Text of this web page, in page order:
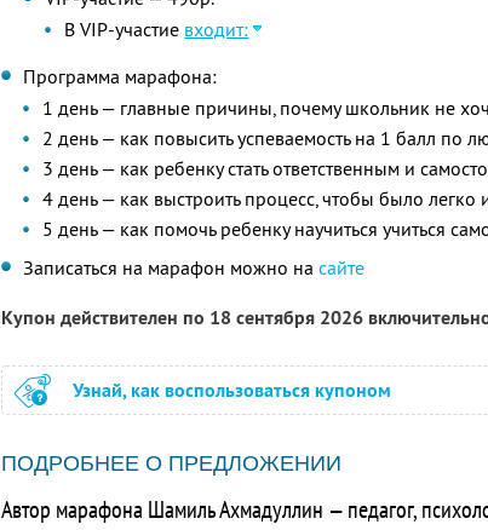
В VIP-участие входит:
Программа марафона:
1 день — главные причины, почему школьник не
2 день — как повысить успеваемость на 1 балл по
3 день — как ребенку стать ответственным и
4 день — как выстроить процесс, чтобы было легко
5 день — как помочь ребенку научиться учиться
Записаться на марафон можно на сайте
Купон действителен по 18 сентября 2026
Узнай, как воспользоваться купоном
ПОДРОБНЕЕ О ПРЕДЛОЖЕНИИ
Автор марафона Шамиль Ахмадуллин — педагог,